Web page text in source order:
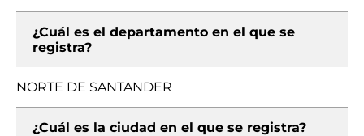
¿Cuál es el departamento en el que se
registra?
NORTE DE SANTANDER
¿Cuál es la ciudad en el que se registra?